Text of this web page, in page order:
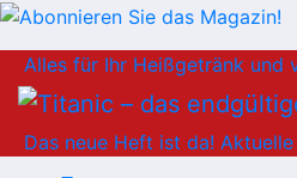
Inhalt
springen
Alles für Ihr Heißgetränk und
Das neue Heft ist da!